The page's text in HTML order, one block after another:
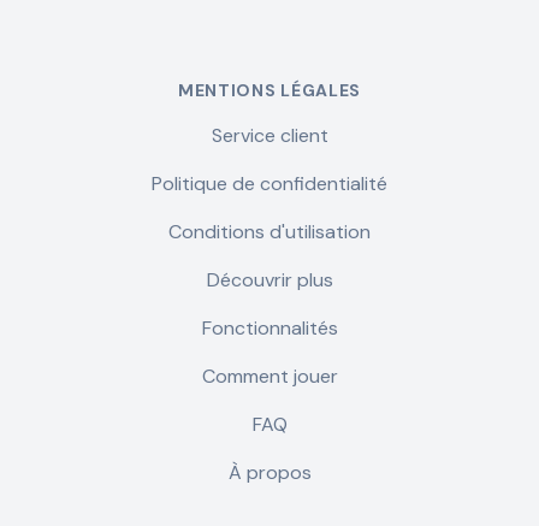
MENTIONS LÉGALES
Service client
Politique de confidentialité
Conditions d'utilisation
Découvrir plus
Fonctionnalités
Comment jouer
FAQ
À propos